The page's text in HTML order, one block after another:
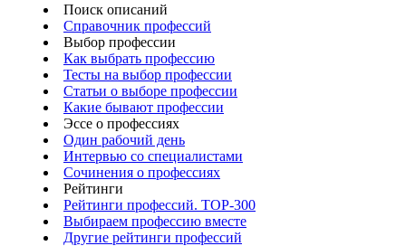
Поиск описаний
Справочник профессий
Выбор профессии
Как выбрать профессию
Тесты на выбор профессии
Статьи о выборе профессии
Какие бывают профессии
Эссе о профессиях
Один рабочий день
Интервью со специалистами
Сочинения о профессиях
Рейтинги
Рейтинги профессий. TOP-300
Выбираем профессию вместе
Другие рейтинги профессий